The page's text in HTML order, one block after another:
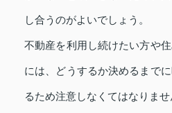
し合うのがよいでしょう。
不動産を利用し続けたい方や
には、どうするか決めるまで
るため注意しなくてはなりませ